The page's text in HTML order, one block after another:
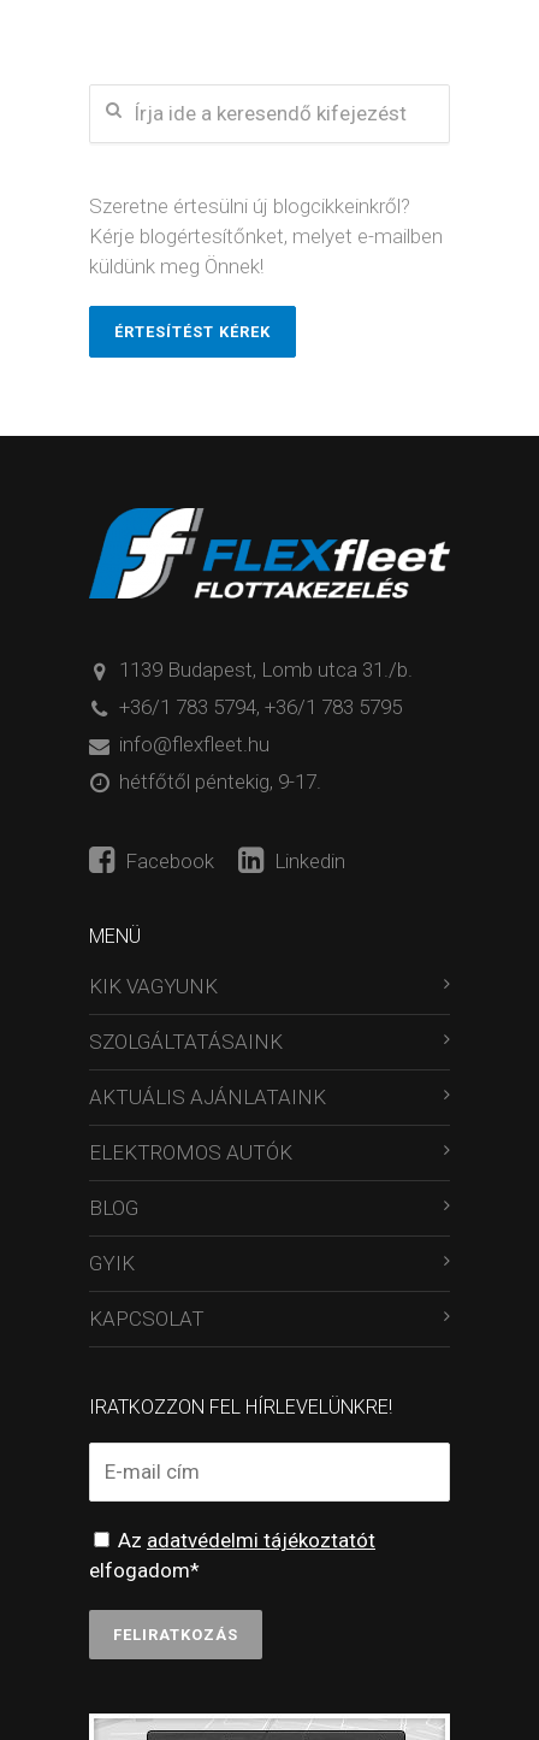
Szeretne értesülni új blogcikkeinkről?
Kérje blogértesítőnket, melyet e-mailben
küldünk meg Önnek!
ÉRTESÍTÉST KÉREK
1139 Budapest, Lomb utca 31./b.
+36/1 783 5794, +36/1 783 5795
info@flexfleet.hu
hétfőtől péntekig, 9-17.
Facebook Linkedin
MENÜ
KIK VAGYUNK
SZOLGÁLTATÁSAINK
AKTUÁLIS AJÁNLATAINK
ELEKTROMOS AUTÓK
BLOG
GYIK
KAPCSOLAT
IRATKOZZON FEL HÍRLEVELÜNKRE!
Az adatvédelmi tájékoztatót
elfogadom*